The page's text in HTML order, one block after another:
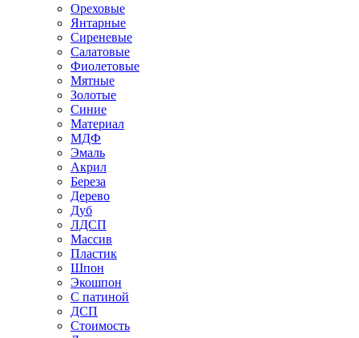
Ореховые
Янтарные
Сиреневые
Салатовые
Фиолетовые
Мятные
Золотые
Синие
Материал
МДФ
Эмаль
Акрил
Береза
Дерево
Дуб
ЛДСП
Массив
Пластик
Шпон
Экошпон
С патиной
ДСП
Стоимость